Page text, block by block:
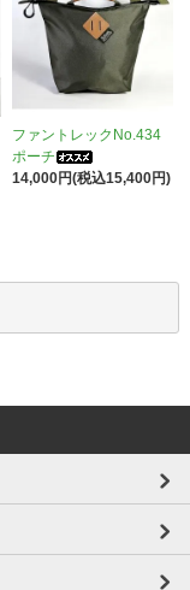
ファントレックNo.434
ポーチ
14,000円(税込15,400円)